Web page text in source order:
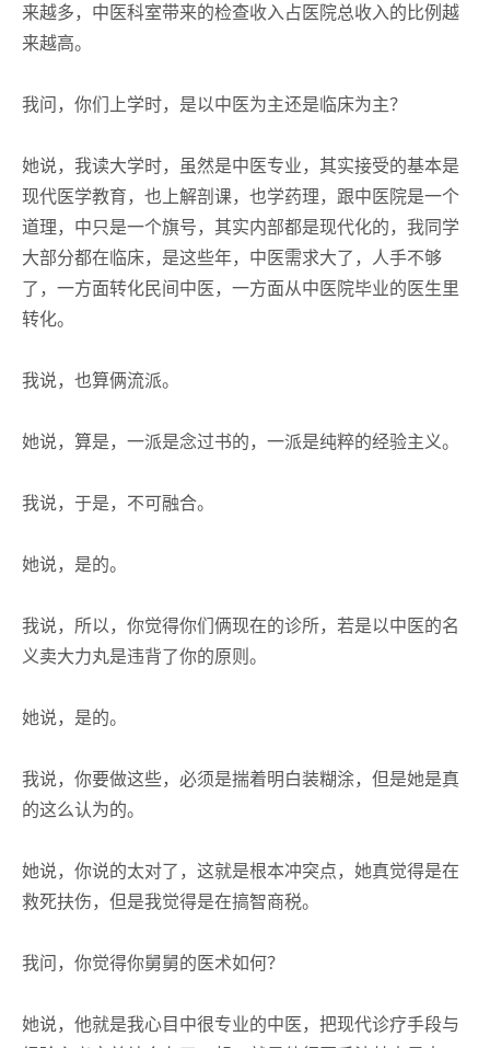
来越多，中医科室带来的检查收入占医院总收入的比例越
来越高。
我问，你们上学时，是以中医为主还是临床为主？
她说，我读大学时，虽然是中医专业，其实接受的基本是
现代医学教育，也上解剖课，也学药理，跟中医院是一个
道理，中只是一个旗号，其实内部都是现代化的，我同学
大部分都在临床，是这些年，中医需求大了，人手不够
了，一方面转化民间中医，一方面从中医院毕业的医生里
转化。
我说，也算俩流派。
她说，算是，一派是念过书的，一派是纯粹的经验主义。
我说，于是，不可融合。
她说，是的。
我说，所以，你觉得你们俩现在的诊所，若是以中医的名
义卖大力丸是违背了你的原则。
她说，是的。
我说，你要做这些，必须是揣着明白装糊涂，但是她是真
的这么认为的。
她说，你说的太对了，这就是根本冲突点，她真觉得是在
救死扶伤，但是我觉得是在搞智商税。
我问，你觉得你舅舅的医术如何？
她说，他就是我心目中很专业的中医，把现代诊疗手段与